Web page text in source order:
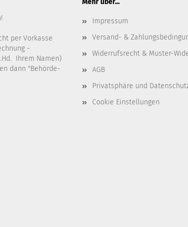
per Vorkasse
-
Ihrem Namen)
dann "Behörde-
Mehr über...
Impressum
Versand- &
Widerrufsrecht & Muster-
AGB
Privatsphäre und
Cookie Einstellungen